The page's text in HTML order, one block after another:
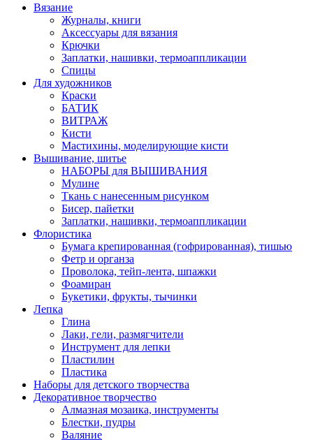
Вязание
Журналы, книги
Аксессуары для вязания
Крючки
Заплатки, нашивки, термоаппликации
Спицы
Для художников
Краски
БАТИК
ВИТРАЖ
Кисти
Мастихины, моделирующие кисти
Вышивание, шитье
НАБОРЫ для ВЫШИВАНИЯ
Мулине
Ткань с нанесенным рисунком
Бисер, пайетки
Заплатки, нашивки, термоаппликации
Флористика
Бумага крепированная (гофрированная), тишью
Фетр и органза
Проволока, тейп-лента, шпажки
Фоамиран
Букетики, фрукты, тычинки
Лепка
Глина
Лаки, гели, размягчители
Инструмент для лепки
Пластилин
Пластика
Наборы для детского творчества
Декоративное творчество
Алмазная мозаика, инструменты
Блестки, пудры
Валяние